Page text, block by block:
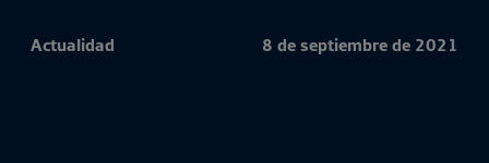
Actualidad 8 de septiembre de 2021